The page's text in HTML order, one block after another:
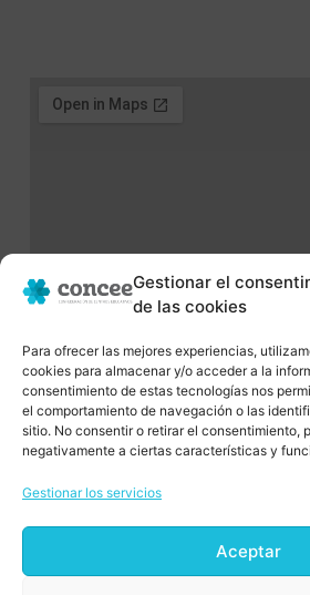
Gestionar el
de las cookies
Para ofrecer las mejores experiencias,
cookies para almacenar y/o acceder a la
consentimiento de estas tecnologías nos
el comportamiento de navegación o las
sitio. No consentir o retirar el consentimiento,
negativamente a ciertas características y
Gestionar los servicios
Aceptar
Uno de los valores
C.O.N.C.E.E. es el impulso de la